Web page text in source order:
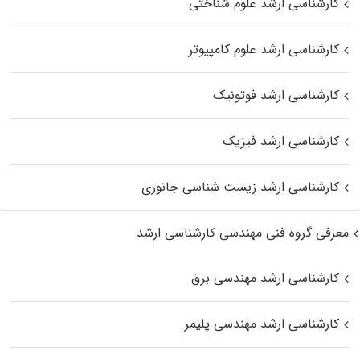
کارشناسی ارشد علوم کامپیوتر
کارشناسی ارشد فوتونیک
کارشناسی ارشد فیزیک
کارشناسی ارشد زیست‌ شناسی جانوری
معرفی گروه فنی مهندسی کارشناسی ارشد
کارشناسی ارشد مهندسی برق
کارشناسی ارشد مهندسی پلیمر